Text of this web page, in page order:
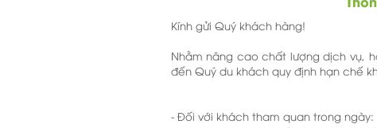
Kính gửi Quý khách hàng!
Nhằm nâng cao chất lượng dịch vụ,
đến Quý du khách quy định hạn chế
​- Đối với khách tham quan trong ngày: